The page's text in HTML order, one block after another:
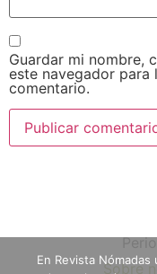
Guardar mi nombre,
este navegador para
comentario.
Sobre
En Revista